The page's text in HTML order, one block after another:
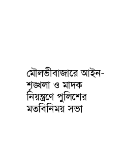
মৌলভীবাজারে আইন-
শৃঙ্খলা ও মাদক
নিয়ন্ত্রণে পুলিশের
মতবিনিময় সভা